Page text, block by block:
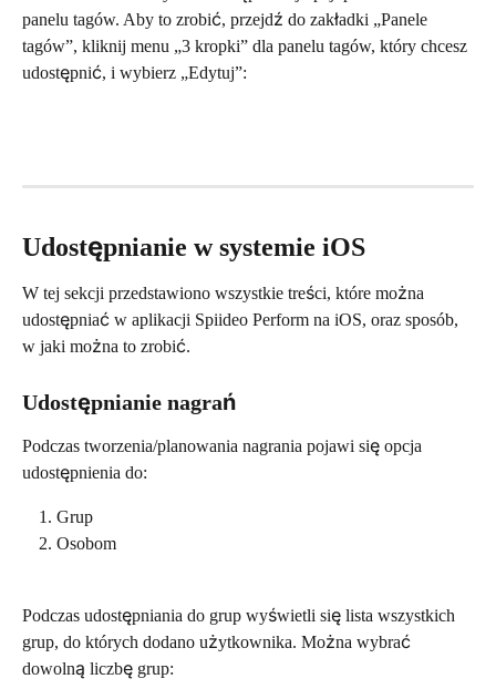
panelu tagów. Aby to zrobić, przejdź do zakładki „Panele
tagów”, kliknij menu „3 kropki” dla panelu tagów, który chcesz
udostępnić, i wybierz „Edytuj”:
Udostępnianie w systemie iOS
W tej sekcji przedstawiono wszystkie treści, które można
udostępniać w aplikacji Spiideo Perform na iOS, oraz sposób,
w jaki można to zrobić.
Udostępnianie nagrań
Podczas tworzenia/planowania nagrania pojawi się opcja
udostępnienia do:
Grup
Osobom
Podczas udostępniania do grup wyświetli się lista wszystkich
grup, do których dodano użytkownika. Można wybrać
dowolną liczbę grup: